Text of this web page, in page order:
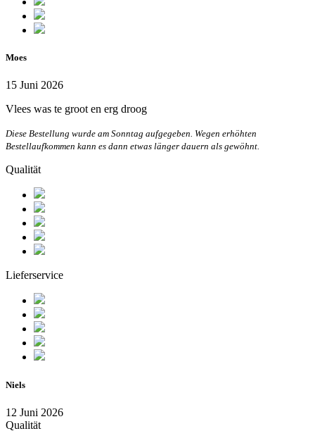
Moes
15 Juni 2026
Vlees was te groot en erg droog
Diese Bestellung wurde am Sonntag aufgegeben. Wegen erhöhten
Bestellaufkommen kann es dann etwas länger dauern als gewöhnt.
Qualität
Lieferservice
Niels
12 Juni 2026
Qualität